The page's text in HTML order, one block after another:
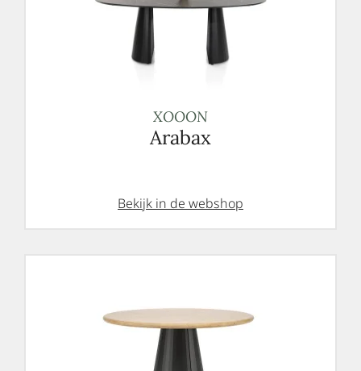
XOOON
Arabax
Bekijk in de webshop